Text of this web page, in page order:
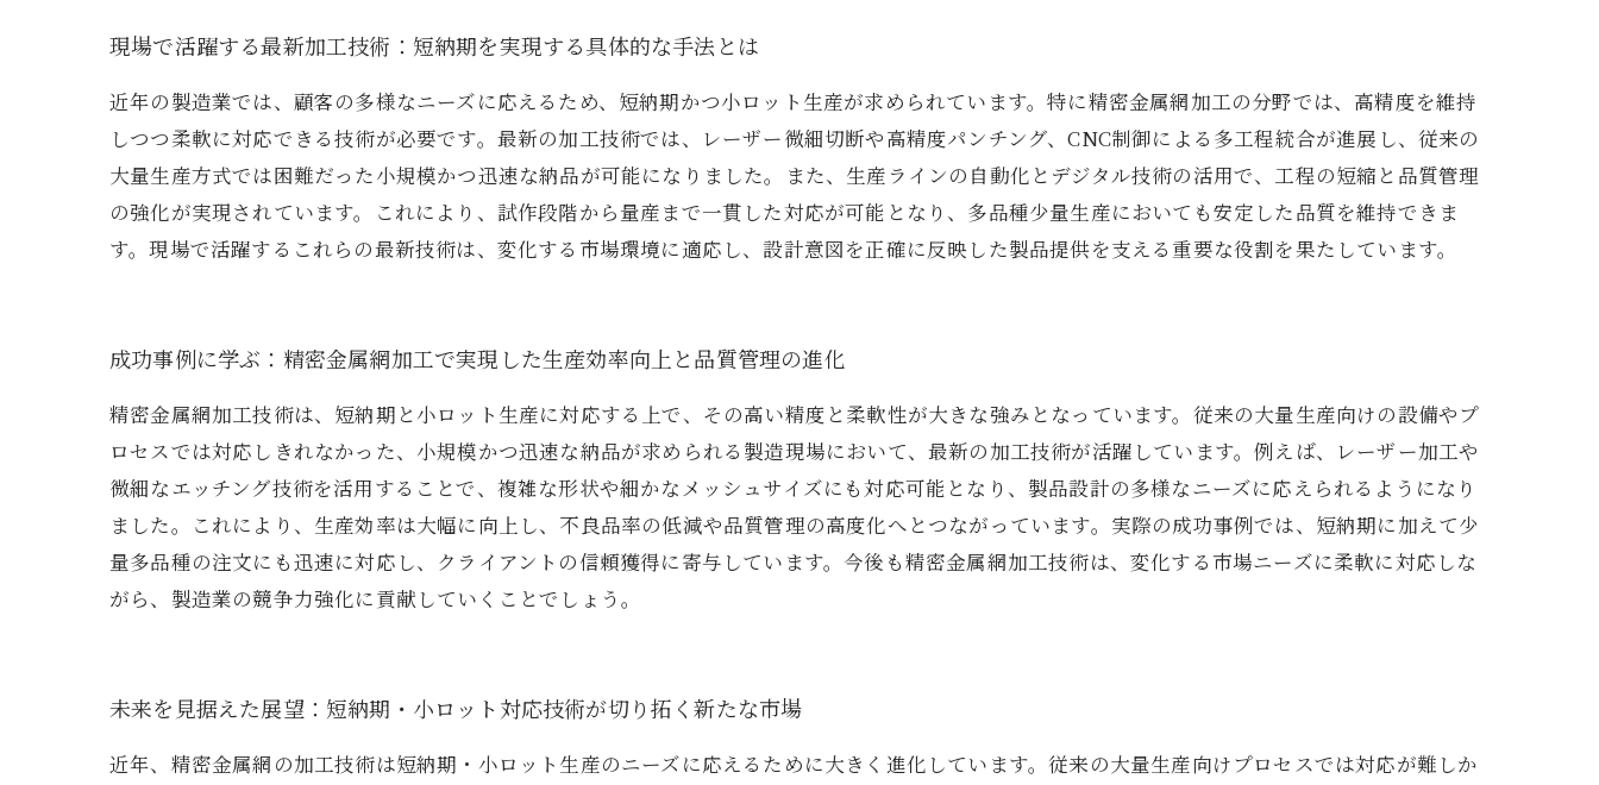
現場で活躍する最新加工技術：短納期を実現する具体的な手法とは
近年の製造業では、顧客の多様なニーズに応えるため、短納期かつ小ロット生産が求められています。特に精密金属網加工の分野では、高精度を維持
しつつ柔軟に対応できる技術が必要です。最新の加工技術では、レーザー微細切断や高精度パンチング、CNC制御による多工程統合が進展し、従来の
大量生産方式では困難だった小規模かつ迅速な納品が可能になりました。また、生産ラインの自動化とデジタル技術の活用で、工程の短縮と品質管理
の強化が実現されています。これにより、試作段階から量産まで一貫した対応が可能となり、多品種少量生産においても安定した品質を維持できま
す。現場で活躍するこれらの最新技術は、変化する市場環境に適応し、設計意図を正確に反映した製品提供を支える重要な役割を果たしています。
成功事例に学ぶ：精密金属網加工で実現した生産効率向上と品質管理の進化
精密金属網加工技術は、短納期と小ロット生産に対応する上で、その高い精度と柔軟性が大きな強みとなっています。従来の大量生産向けの設備やプ
ロセスでは対応しきれなかった、小規模かつ迅速な納品が求められる製造現場において、最新の加工技術が活躍しています。例えば、レーザー加工や
微細なエッチング技術を活用することで、複雑な形状や細かなメッシュサイズにも対応可能となり、製品設計の多様なニーズに応えられるようになり
ました。これにより、生産効率は大幅に向上し、不良品率の低減や品質管理の高度化へとつながっています。実際の成功事例では、短納期に加えて少
量多品種の注文にも迅速に対応し、クライアントの信頼獲得に寄与しています。今後も精密金属網加工技術は、変化する市場ニーズに柔軟に対応しな
がら、製造業の競争力強化に貢献していくことでしょう。
未来を見据えた展望：短納期・小ロット対応技術が切り拓く新たな市場
近年、精密金属網の加工技術は短納期・小ロット生産のニーズに応えるために大きく進化しています。従来の大量生産向けプロセスでは対応が難しか